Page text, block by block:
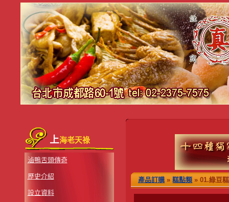
上海老天祿
滷鴨舌頭傳奇
歷史介紹
設立資料
產品訂購 »糕點類 » 01.綠豆